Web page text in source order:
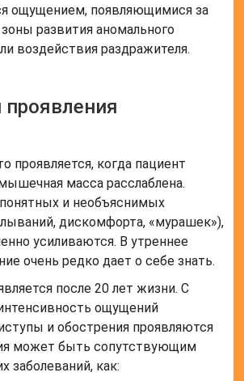
ощущением, появляющимися за
развития аномального
воздействия раздражителя.
проявляется, когда пациент
масса расслаблена.
и необъяснимых
дискомфорта, «мурашек»),
усиливаются. В утреннее
очень редко дает о себе знать.
после 20 лет жизни. С
ощущений
и обострения проявляются
может быть сопутствующим
заболеваний, как: